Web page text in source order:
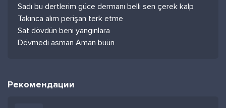
Sadı bu dertlerim güce dermanı belli sen çerek kalp
Takınca alım perişan terk etme
Sat dövdün beni yangınlara
Dövmedi asman Aman buün
Рекомендации